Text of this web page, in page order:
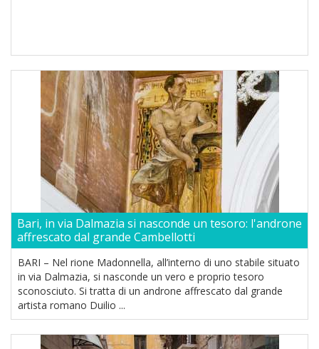
Bari, in via Dalmazia si nasconde un tesoro: l'androne
affrescato dal grande Cambellotti
BARI – Nel rione Madonnella, all’interno di uno stabile situato
in via Dalmazia, si nasconde un vero e proprio tesoro
sconosciuto. Si tratta di un androne affrescato dal grande
artista romano Duilio ...